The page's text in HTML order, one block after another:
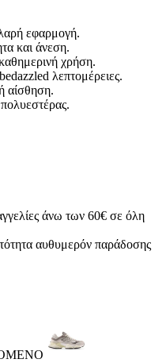
εφαρμογή.
και άνεση.
χρήση.
λεπτομέρειες.
αίσθηση.
άνω των 60€ σε όλη
αυθυμερόν παράδοσης